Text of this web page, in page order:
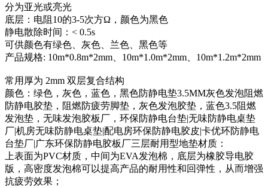
分为亚光或亮光
底层：电阻10的3-5次方Ω，颜色为黑色
静电散除时间：< 0.5s
可供颜色有绿色、灰色、兰色、黑色等
产品规格: 10m*0.8m*2mm、10m*1.0m*2mm、10m*1.2m*2mm
常用厚为 2mm 双层复合结构
颜色：绿色，灰色，蓝色，黑色防静电垫3.5MM灰色发泡阻燃
防静电胶垫，阻燃防疲劳脚垫，灰色发泡胶垫，蓝色3.5阻燃
发泡垫，无味发泡胶板厂，环保防静电台垫|无味防静电桌垫
厂|机房无味防静电桌垫|配电房环保防静电胶皮|卡优环防静电
台垫厂|广东环保防静电胶板厂三层耐用型地垫材质：
上表面为PVC材质，中间为EVA发泡棉，底层为橡胶导电胶
版，高密度发泡棉可以提高产品的耐用性和回弹性，从而增强
抗疲劳效果；